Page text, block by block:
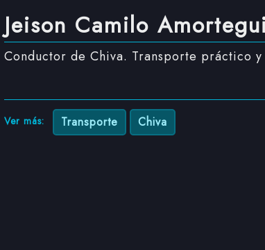
Jeison Camilo
Conductor de Chiva. Transporte práctico
Ver más: Transporte Chiva